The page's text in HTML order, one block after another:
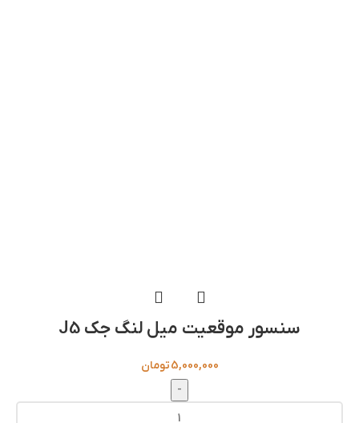
سنسور موقعیت میل‌ لنگ جک J5
5,000,000تومان
-